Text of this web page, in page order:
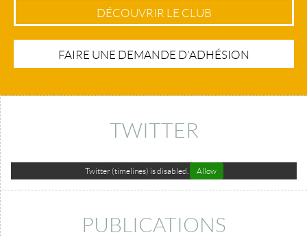
DÉCOUVRIR LE CLUB
FAIRE UNE DEMANDE D'ADHÉSION
TWITTER
Twitter (timelines) is disabled. Allow
PUBLICATIONS